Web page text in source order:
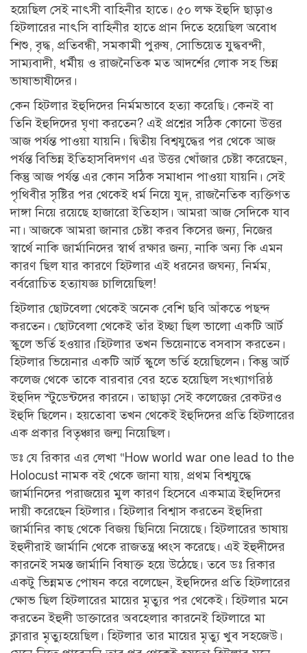
হয়েছিল সেই নাৎসী বাহিনীর হাতে। ৫০ লক্ষ ইহুদি ছাড়াও
হিটলারের নাৎসি বাহিনীর হাতে প্রান দিতে হয়েছিল অবোধ
শিশু, বৃদ্ধ, প্রতিবন্ধী, সমকামী পুরুষ, সোভিয়েত যুদ্ধবন্দী,
সাম্যবাদী, ধর্মীয় ও রাজনৈতিক মত আদর্শের লোক সহ ভিন্ন
ভাষাভাষীদের।
কেন হিটলার ইহুদিদের নির্মমভাবে হত্যা করেছি। কেনই বা
তিনি ইহুদিদের ঘৃণা করতেন? এই প্রশ্নের সঠিক কোনো উত্তর
আজ পর্যন্ত পাওয়া যায়নি। দ্বিতীয় বিশ্বযুদ্ধের পর থেকে আজ
পর্যন্ত বিভিন্ন ইতিহাসবিদগণ এর উত্তর খোঁজার চেষ্টা করেছেন,
কিন্তু আজ পর্যন্ত এর কোন সঠিক সমাধান পাওয়া যায়নি। সেই
পৃথিবীর সৃষ্টির পর থেকেই ধর্ম নিয়ে যুদ্, রাজনৈতিক ব্যক্তিগত
দাঙ্গা নিয়ে রয়েছে হাজারো ইতিহাস। আমরা আজ সেদিকে যাব
না। আজকে আমরা জানার চেষ্টা করব কিসের জন্য, নিজের
স্বার্থে নাকি জার্মানিদের স্বার্থ রক্ষার জন্য, নাকি অন্য কি এমন
কারণ ছিল যার কারণে হিটলার এই ধরনের জঘন্য, নির্মম,
বর্বরোচিত হত্যাযজ্ঞ চালিয়েছিল!
হিটলার ছোটবেলা থেকেই অনেক বেশি ছবি আঁকতে পছন্দ
করতেন। ছোটবেলা থেকেই তাঁর ইচ্ছা ছিল ভালো একটি আর্ট
স্কুলে ভর্তি হওয়ার।হিটলার তখন ভিয়েনাতে বসবাস করতেন।
হিটলার ভিয়েনার একটি আর্ট স্কুলে ভর্তি হয়েছিলেন। কিন্তু আর্ট
কলেজ থেকে তাকে বারবার বের হতে হয়েছিল সংখ্যাগরিষ্ঠ
ইহুদিদ স্টুডেন্টদের কারনে। তাছাড়া সেই কলেজের রেকটরও
ইহুদি ছিলেন। হয়তোবা তখন থেকেই ইহুদিদের প্রতি হিটলারের
এক প্রকার বিতৃঞ্চার জন্ম নিয়েছিল।
ডঃ যে রিকার এর লেখা “How world war one lead to the
Holocust নামক বই থেকে জানা যায়, প্রথম বিশ্বযুদ্ধে
জার্মানিদের পরাজয়ের মুল কারণ হিসেবে একমাত্র ইহুদিদের
দায়ী করেছেন হিটলার। হিটলার বিশ্বাস করতেন ইহুদিরা
জার্মানির কাছ থেকে বিজয় ছিনিয়ে নিয়েছে। হিটলারের ভাষায়
ইহুদীরাই জার্মানি থেকে রাজতন্ত্র ধ্বংস করেছে। এই ইহুদীদের
কারনেই সমস্ত জার্মানি বিষাক্ত হয়ে উঠেছে। তবে ডঃ রিকার
একটু ভিন্নমত পোষন করে বলেছেন, ইহুদিদের প্রতি হিটলারের
ক্ষোভ ছিল হিটলারের মায়ের মৃত্যুর পর থেকেই। হিটলার মনে
করতেন ইহুদী ডাক্তারের অবহেলার কারনেই হিটলারে মা
ক্লারার মৃত্যুহয়েছিল। হিটলার তার মায়ের মৃত্যু খুব সহজেউ।